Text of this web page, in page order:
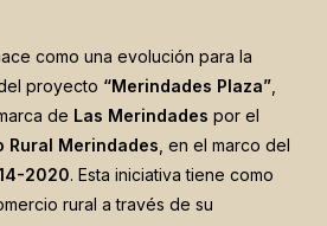
como una evolución para la
proyecto “Merindades Plaza”,
de Las Merindades por el
Rural Merindades , en el marco del
2020. Esta iniciativa tiene como
rural a través de su